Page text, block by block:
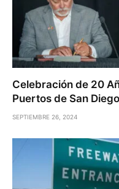
Celebración de 20
Puertos de San
SEPTIEMBRE 26, 2024